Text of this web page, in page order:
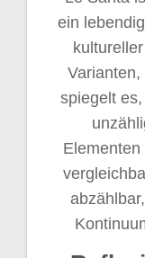
ein
spiegelt